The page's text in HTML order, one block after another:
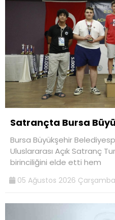
Satrançta Bursa
Bursa Büyükşehir
Uluslararası Açık Satranç
birinciliğini elde etti hem
05 Ağustos 2026